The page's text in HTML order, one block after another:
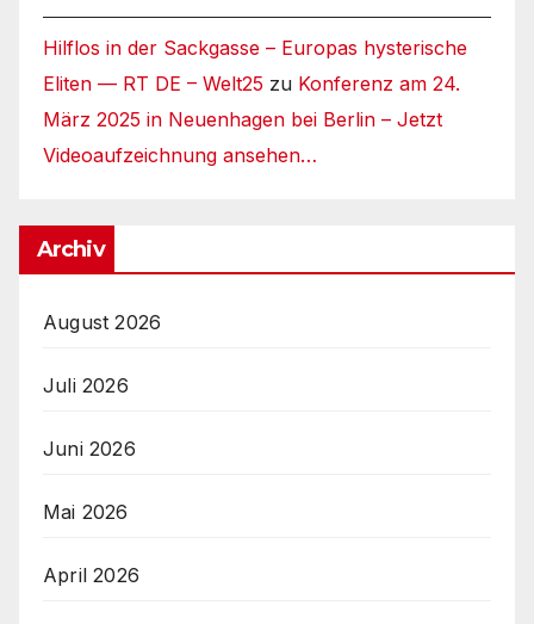
Hilflos in der Sackgasse – Europas hysterische
Eliten — RT DE – Welt25 zu Konferenz am 24.
März 2025 in Neuenhagen bei Berlin – Jetzt
Videoaufzeichnung ansehen…
Archiv
August 2026
Juli 2026
Juni 2026
Mai 2026
April 2026